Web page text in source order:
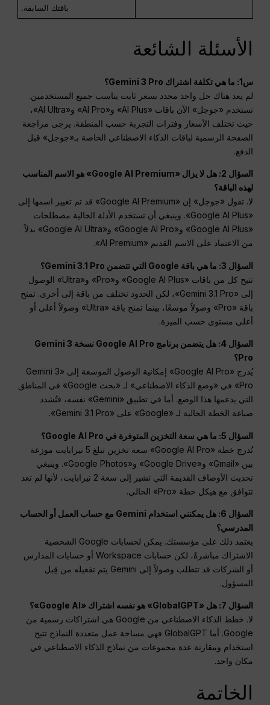
باقتك السابقة.
الأسئلة الشائعة
س1: ما هي تكلفة اشتراك Gemini 3 Pro؟
لم يعد هناك حل واحد محدد بسعر ثابت يناسب جميع المستخدمين.
تستخدم «جوجل» الآن باقات «AI Plus» و«AI Pro» و«AI Ultra»،
حيث تختلف الأسعار وفترات التجربة حسب المنطقة. يرجى مراجعة
الصفحة الرسمية لباقات الذكاء الاصطناعي الخاصة بـ«جوجل» قبل
الدفع.
السؤال 2: هل لا يزال «Google AI Premium» هو الاسم المناسب
لهذه الباقة؟
لا. تقول «جوجل» إن «Google AI Premium» قد تم تغيير اسمها إلى
«Google AI Plus». وينبغي أن تستخدم الأدلة الحالية مصطلحات
«Google AI Plus» و«Google AI Pro» و«Google AI Ultra» بدلاً
من الاعتماد على الاسم القديم «AI Premium».
السؤال 3: ما هي باقة Google التي تتضمن Gemini 3.1 Pro؟
تتيح كل من باقات «Google AI Plus» و«Pro» و«Ultra» الوصول
إلى «Gemini 3.1 Pro»، لكن الحدود تختلف من باقة إلى أخرى. تمنح
باقة «Pro» وصولاً موسعًا، بينما تمنح باقة «Ultra» وصولاً أعلى أو
أعلى مستوى حسب الميزة.
السؤال 4: هل يتضمن برنامج Google AI Pro نسخة Gemini 3
Pro؟
يُدرج «Google AI Pro» إمكانية الوصول الموسعة إلى «Gemini 3
Pro» في «وضع الذكاء الاصطناعي» لـ «بحث Google» في المناطق
التي يدعمها هذا الوضع. أما في تطبيق «Gemini» نفسه، فتُشدد
صياغة الخطة الحالية لـ «Google» على «Gemini 3.1 Pro».
السؤال 5: ما هي سعة التخزين المتوفرة في Google AI Pro؟
تُدرج خطة «Google AI Pro» سعة تخزين تبلغ 5 تيرابايت موزعة
بين «Gmail» و«Google Drive» و«Google Photos». وينبغي
تحديث الأوصاف القديمة التي تشير إلى سعة 2 تيرابايت، لأنها لم تعد
تتوافق مع هيكل خطة «Pro» الحالي.
السؤال 6: هل يمكنني استخدام Gemini مع حساب العمل أو الحساب
المدرسي؟
يعتمد ذلك على مؤسستك. يمكن لحسابات Google الشخصية
الاشتراك مباشرةً، لكن حسابات Workspace أو حسابات المدارس
أو الشركات قد تتطلب وصولاً إلى Gemini يتم تفعيله من قِبل
المسؤول.
السؤال 7: هل «GlobalGPT» هو نفسه اشتراك «Google AI»؟
لا. خطط الذكاء الاصطناعي من Google هي اشتراكات رسمية من
Google. أما GlobalGPT فهي مساحة عمل متعددة النماذج تتيح
استخدام ومقارنة عدة مجموعات من نماذج الذكاء الاصطناعي في
مكان واحد.
الخاتمة